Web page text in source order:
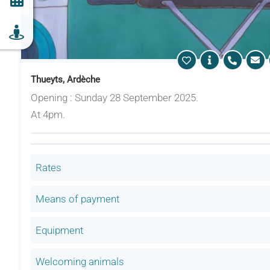
Thueyts, Ardèche
Opening : Sunday 28 September 2025.
At 4pm.
Rates
Means of payment
Equipment
Welcoming animals